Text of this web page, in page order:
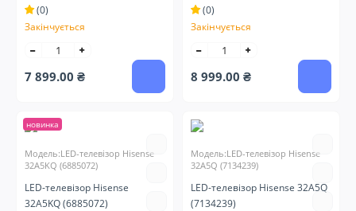
(0)
Закінчується
7 899.00 ₴
(0)
Закінчується
8 999.00 ₴
новинка
Модель:LED-телевізор Hisense
32A5KQ (6885072)
LED-телевізор Hisense
32A5KQ (6885072)
Модель:LED-телевізор Hisense
32A5Q (7134239)
LED-телевізор Hisense 32A5Q
(7134239)